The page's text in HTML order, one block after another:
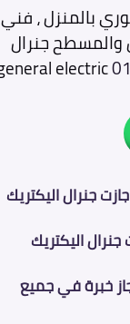
بالمنزل ، فني
والمسطح جنرال
جنرال اليكتريك
جنرال اليكتريك
خبرة في جميع